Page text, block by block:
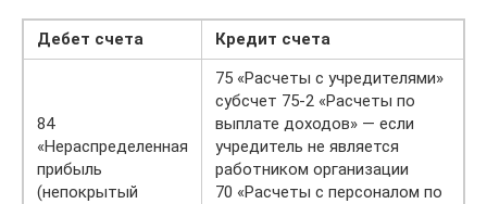
Дебет счета Кредит счета
84
«Нераспределенная
прибыль
(непокрытый
75 «Расчеты с учредителями»
субсчет 75-2 «Расчеты по
выплате доходов» — если
учредитель не является
работником организации
70 «Расчеты с персоналом по